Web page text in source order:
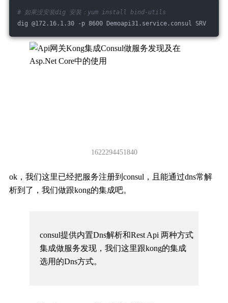
# 如果没安装dig 安装：yum install bind-utils
dig @172.16.1.30 -p 8600 Demoapi31.service.consul SRV
1622294451840
ok，我们这里已经把服务注册到consul，且能通过dns常解
析到了，我们做跟kong的集成吧。
consul提供内置Dns解析和Rest Api 两种方式
集成做服务发现，我们这里跟kong的集成
选用的Dns方式。